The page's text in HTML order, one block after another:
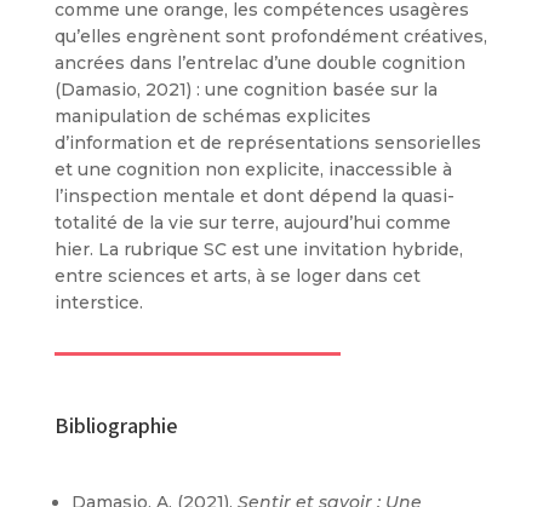
comme une orange, les compétences usagères
qu’elles engrènent sont profondément créatives,
ancrées dans l’entrelac d’une double cognition
(Damasio, 2021) : une cognition basée sur la
manipulation de schémas explicites
d’information et de représentations sensorielles
et une cognition non explicite, inaccessible à
l’inspection mentale et dont dépend la quasi-
totalité de la vie sur terre, aujourd’hui comme
hier. La rubrique SC est une invitation hybride,
entre sciences et arts, à se loger dans cet
interstice.
Bibliographie
Damasio, A. (2021). Sentir et savoir : Une